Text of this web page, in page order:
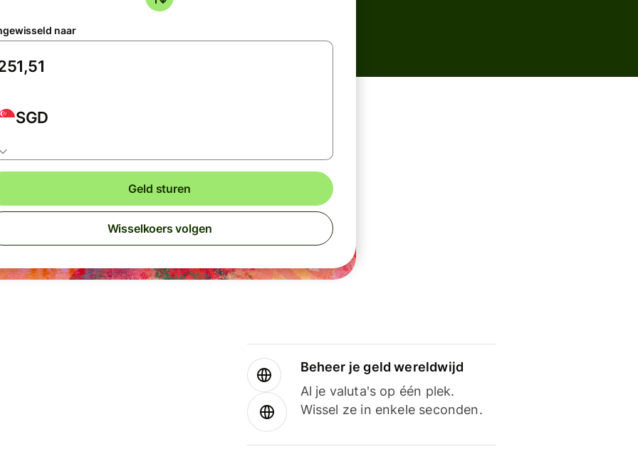
naar
SGD
Geld sturen
Wisselkoers volgen
Beheer je geld wereldwijd
Al je valuta's op één plek.
Wissel ze in enkele seconden.